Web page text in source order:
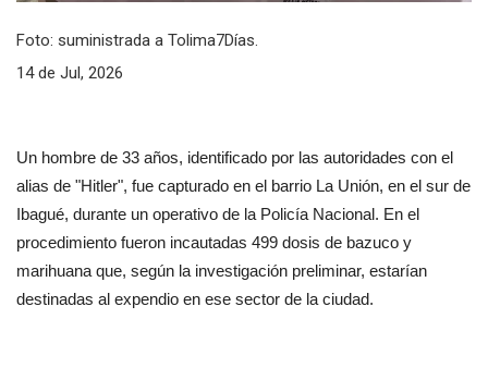
Foto: suministrada a Tolima7Días.
14 de Jul, 2026
Un hombre de 33 años, identificado por las autoridades con el
alias de "Hitler", fue capturado en el barrio La Unión, en el sur de
Ibagué, durante un operativo de la Policía Nacional. En el
procedimiento fueron incautadas 499 dosis de bazuco y
marihuana que, según la investigación preliminar, estarían
destinadas al expendio en ese sector de la ciudad.